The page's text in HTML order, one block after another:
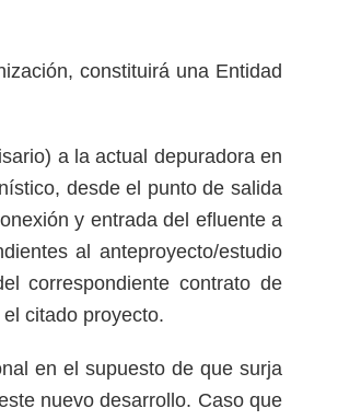
constituirá una Entidad
a la actual depuradora en
desde el punto de salida
y entrada del efluente a
al anteproyecto/estudio
correspondiente contrato de
citado proyecto.
en el supuesto de que surja
nuevo desarrollo. Caso que